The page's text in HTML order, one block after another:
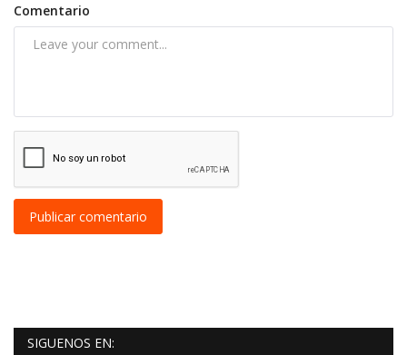
Comentario
Publicar comentario
SIGUENOS EN: